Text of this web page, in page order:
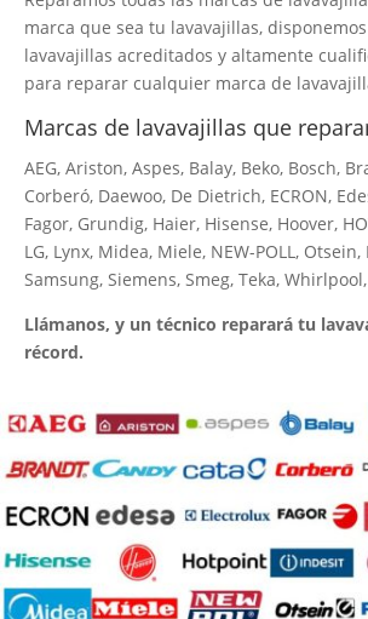
marca que sea tu lavavajillas,
lavavajillas acreditados y altamente
para reparar cualquier marca de
Marcas de lavavajillas que
AEG, Ariston, Aspes, Balay, Beko, Bosch,
Corberó, Daewoo, De Dietrich, ECRON,
Fagor, Grundig, Haier, Hisense, Hoover,
LG, Lynx, Midea, Miele, NEW-POLL,
Samsung, Siemens, Smeg, Teka,
Llámanos, y un técnico reparará tu
récord.